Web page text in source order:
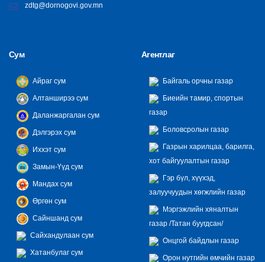
zdtg@dornogovi.gov.mn
Сум
Айраг сум
Алтанширээ сум
Даланжаргалан сум
Дэлгэрэх сум
Иххэт сум
Замын-Үүд сум
Мандах сум
Өргөн сум
Сайншанд сум
Сайхандулаан сум
Хатанбулаг сум
Агентлаг
Байгаль орчны газар
Биеийн тамир, спортын
газар
Боловсролын газар
Газрын харилцаа, барилга,
хот байгуулалтын газар
Гэр бүл, хүүхэд,
залуучуудын хөгжлийн газар
Мэргэжлийн хяналтын
газар /Татан буугдсан/
Онцгой байдлын газар
Орон нутгийн өмчийн газар